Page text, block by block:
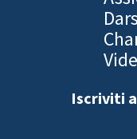
Iscriviti